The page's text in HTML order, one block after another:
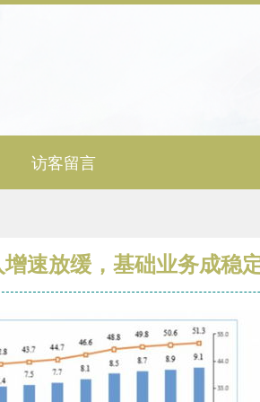
访客留言
速放缓，基础业务成稳